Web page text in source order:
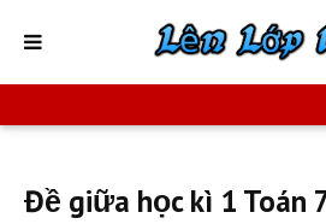
Đề giữa học kì 1 Toán